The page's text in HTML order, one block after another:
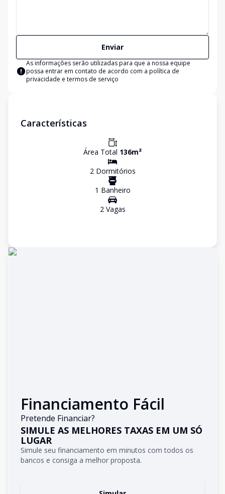
Enviar
As informações serão utilizadas para que a nossa equipe
possa entrar em contato de acordo com a política de
privacidade e termos de serviço
Características
Área Total 136m²
2Dormitórios
1 Banheiro
2Vagas
Financiamento Fácil
Pretende Financiar?
SIMULE AS MELHORES TAXAS EM UM SÓ
LUGAR
Simule seu financiamento em minutos com todos os
bancos e consiga a melhor proposta.